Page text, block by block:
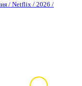
/ Netflix / 2026 /